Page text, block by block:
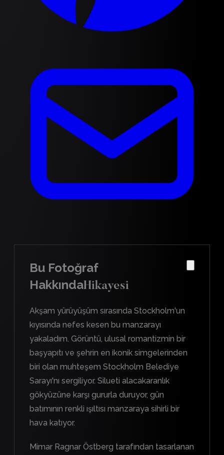
Bu Fotoğraf
HakkındaHikayesi
Akşam yürüyüşüm sırasında Stockholm'un
kıyısında nefes kesen bu manzarayı
yakaladım. Görüntü, ulusal romantizmin bir
başyapıtı ve şehrin en ikonik simgelerinden
biri olan muhteşem Stockholm Belediye
Sarayı'nı sergiliyor. Silueti alacakaranlık
gökyüzüne karşı gururla duruyor, gün
batımının renkli ışıltısı manzaraya sihirli bir
hava katıyor.
Mimar Ragnar Östberg tarafından tasarlanan